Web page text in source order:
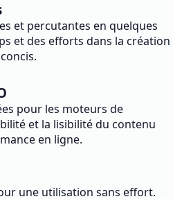
et percutantes en quelques
et des efforts dans la création
pour les moteurs de
et la lisibilité du contenu
en ligne.
une utilisation sans effort.